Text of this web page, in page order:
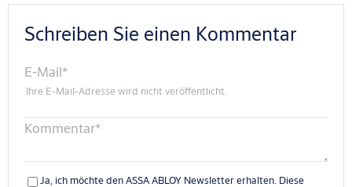
Schreiben Sie einen Kommentar
E-Mail*
Ihre E-Mail-Adresse wird nicht veröffentlicht.
Kommentar*
Ja, ich möchte den ASSA ABLOY Newsletter erhalten. Diese